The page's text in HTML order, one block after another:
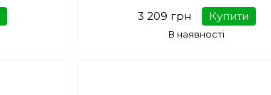
3 209 грн Купити
В наявності